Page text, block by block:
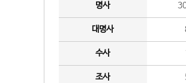
명사
대명사
수사
조사